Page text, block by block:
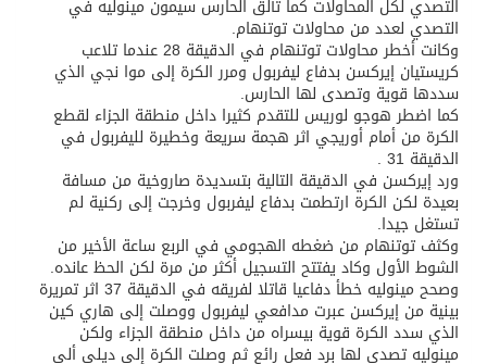
التصدي لكل المحاولات كما تألق الحارس سيمون مينوليه في
التصدي لعدد من محاولات توتنهام.
وكانت أخطر محاولات توتنهام في الدقيقة 28 عندما تلاعب
كريستيان إيركسن بدفاع ليفربول ومرر الكرة إلى موا نجي الذي
سددها قوية وتصدى لها الحارس.
كما اضطر هوجو لوريس للتقدم كثيرا داخل منطقة الجزاء لقطع
الكرة من أمام أوريجي اثر هجمة سريعة وخطيرة لليفربول في
الدقيقة 31 .
ورد إيركسن في الدقيقة التالية بتسديدة صاروخية من مسافة
بعيدة لكن الكرة ارتطمت بدفاع ليفربول وخرجت إلى ركنية لم
تستغل جيدا.
وكثف توتنهام من ضغطه الهجومي في الربع ساعة الأخير من
الشوط الأول وكاد يفتتح التسجيل أكثر من مرة لكن الحظ عانده.
وصحح مينوليه خطأ دفاعيا قاتلا لفريقه في الدقيقة 37 اثر تمريرة
بينية من إيركسن عبرت مدافعي ليفربول ووصلت إلى هاري كين
الذي سدد الكرة قوية بيسراه من داخل منطقة الجزاء ولكن
مينوليه تصدى لها برد فعل رائع ثم وصلت الكرة إلى ديلي ألي